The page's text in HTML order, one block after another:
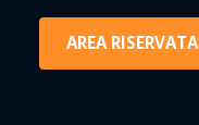
AREA RISERVATA